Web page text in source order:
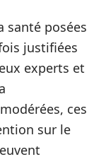
santé posées
justifiées
experts et
ces
sur le